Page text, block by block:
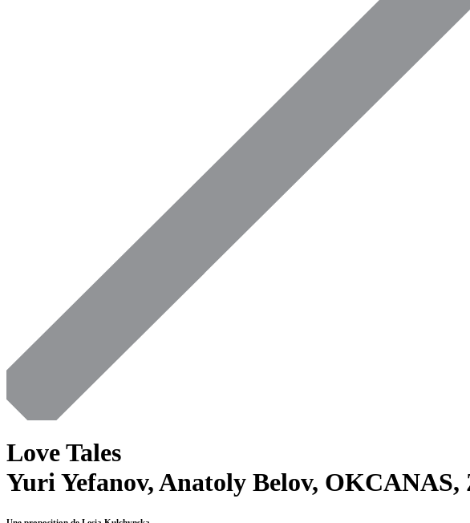
Love Tales
Yuri Yefanov, Anatoly Belov,